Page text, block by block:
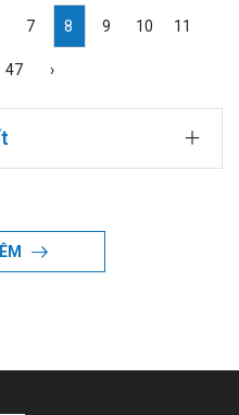
7 8 9 10 11
47 ›